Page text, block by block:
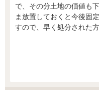
で、その分土地の価値も
ま放置しておくと今後固
すので、早く処分された